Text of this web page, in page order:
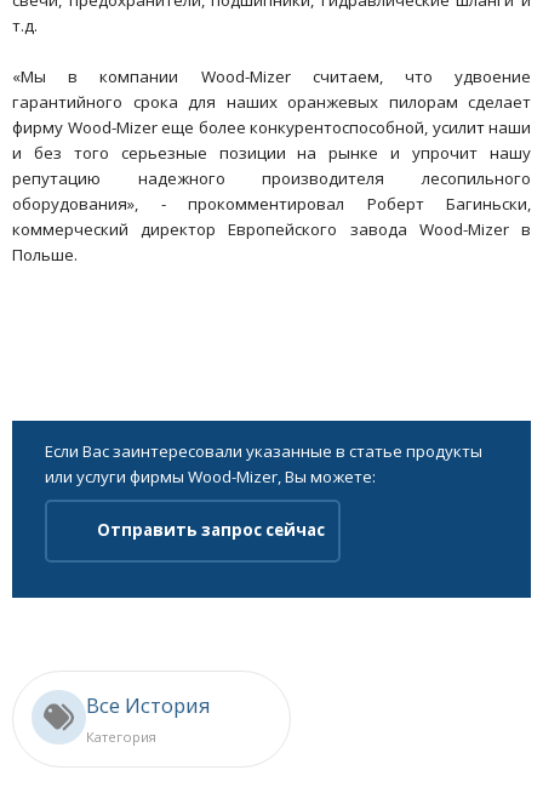
т.д.
«Мы в компании Wood-Mizer считаем, что удвоение
гарантийного срока для наших оранжевых пилорам сделает
фирму Wood-Mizer еще более конкурентоспособной, усилит наши
и без того серьезные позиции на рынке и упрочит нашу
репутацию надежного производителя лесопильного
оборудования», - прокомментировал Роберт Багиньски,
коммерческий директор Европейского завода Wood-Mizer в
Польше.
Если Вас заинтересовали указанные в статье продукты
или услуги фирмы Wood-Mizer, Вы можете:
Отправить запрос сейчас
Все История
Категория